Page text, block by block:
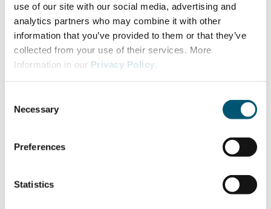
use of our site with our social media, advertising and
analytics partners who may combine it with other
information that you’ve provided to them or that they’ve
collected from your use of their services. More
Information in our Privacy Policy
Necessary
Preferences
Statistics
投资者服务
初创企业在欧洲的顶级区位
北威州的外资企业
Business Guide to North Rhine-Westphalia